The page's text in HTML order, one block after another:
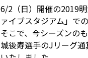
6/2（日）開催の2019
ァイブスタジアム」で
そこで、今シーズンの
城後寿選手のJリーグ